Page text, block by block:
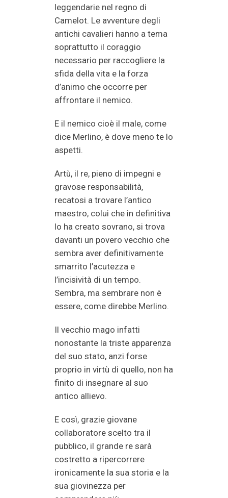
leggendarie nel regno di
Camelot. Le avventure degli
antichi cavalieri hanno a tema
soprattutto il coraggio
necessario per raccogliere la
sfida della vita e la forza
d’animo che occorre per
affrontare il nemico.
E il nemico cioè il male, come
dice Merlino, è dove meno te lo
aspetti.
Artù, il re, pieno di impegni e
gravose responsabilità,
recatosi a trovare l’antico
maestro, colui che in definitiva
lo ha creato sovrano, si trova
davanti un povero vecchio che
sembra aver definitivamente
smarrito l’acutezza e
l’incisività di un tempo.
Sembra, ma sembrare non è
essere, come direbbe Merlino.
Il vecchio mago infatti
nonostante la triste apparenza
del suo stato, anzi forse
proprio in virtù di quello, non ha
finito di insegnare al suo
antico allievo.
E così, grazie giovane
collaboratore scelto tra il
pubblico, il grande re sarà
costretto a ripercorrere
ironicamente la sua storia e la
sua giovinezza per